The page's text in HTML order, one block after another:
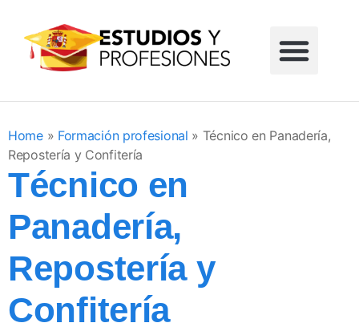
Home» Formación profesional » Técnico en Panadería,
Repostería y Confitería
Técnico en
Panadería,
Repostería y
Confitería